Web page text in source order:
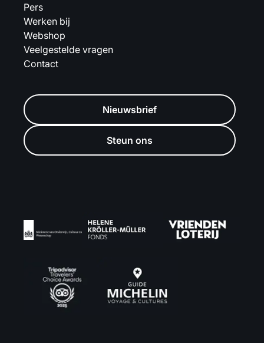
Pers
Werken bij
Webshop
Veelgestelde vragen
Contact
Nieuwsbrief
Steun ons